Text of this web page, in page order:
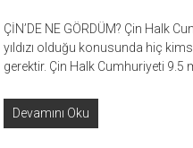
ÇİN’DE NE GÖRDÜM? Çin Halk
yıldızı olduğu konusunda hiç
gerektir. Çin Halk Cumhuriyeti
Devamını Oku